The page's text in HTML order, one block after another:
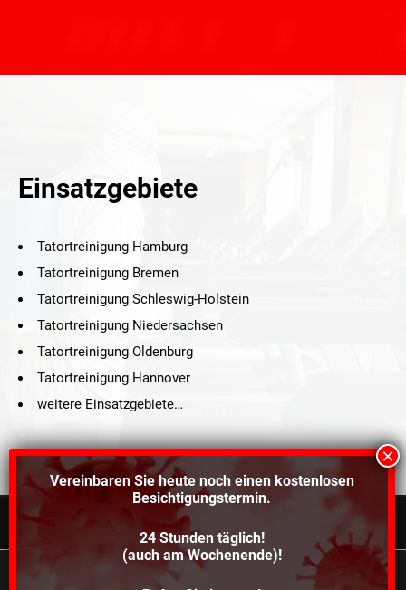
Einsatzgebiete
Tatortreinigung Hamburg
Tatortreinigung Bremen
Tatortreinigung Schleswig-Holstein
Tatortreinigung Niedersachsen
Tatortreinigung Oldenburg
Tatortreinigung Hannover
weitere Einsatzgebiete…
©2021 Schröders Service Team Nord, All Rights Reserved.
Schroeder Service Team Nord
Vereinbaren Sie heute noch einen kostenlosen
Besichtigungstermin.
24 Stunden täglich!
(auch am Wochenende)!